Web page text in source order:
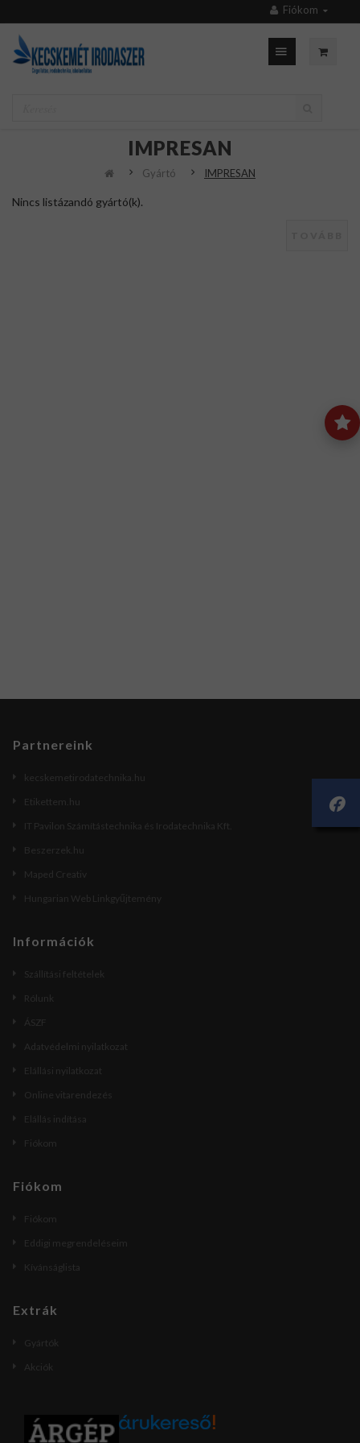
Fiókom
IMPRESAN
Gyártó IMPRESAN
Nincs listázandó gyártó(k).
Partnereink
kecskemetirodatechnika.hu
Etikettem.hu
IT Pavilon Számítástechnika és Irodatechnika Kft.
Beszerzek.hu
Maped Creativ
Hungarian Web Linkgyűjtemény
Információk
Szállítási feltételek
Rólunk
ÁSZF
Adatvédelmi nyilatkozat
Elállási nyilatkozat
Online vitarendezés
Elállás indítása
Fiókom
Fiókom
Fiókom
Eddigi megrendeléseim
Kívánságlista
Extrák
Gyártók
Akciók